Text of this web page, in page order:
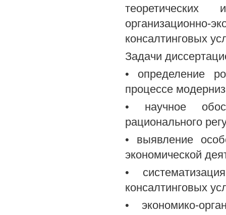
теоретических
консалтинговых
Задачи
• определение
процессе
• научное
рационального
• выявление
экономической
•
консалтинговых
• экономико-